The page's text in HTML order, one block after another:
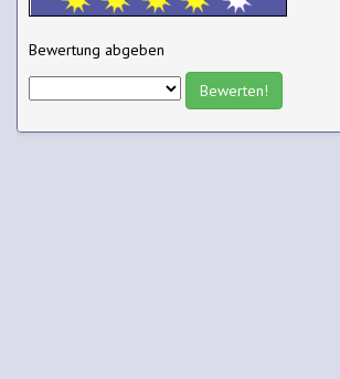
Bewertung abgeben